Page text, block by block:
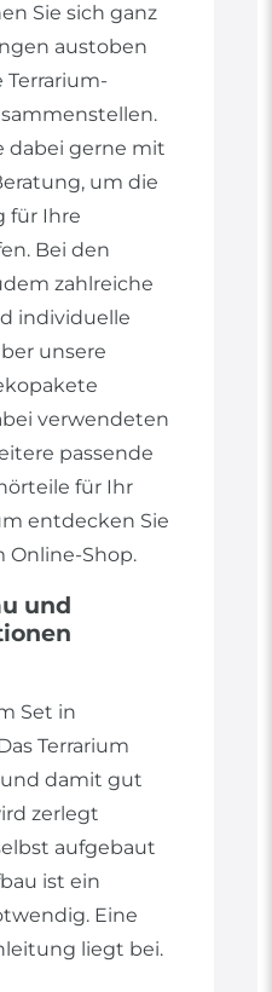
Sie sich ganz
austoben
dabei gerne mit
um die
für Ihre
Bei den
zahlreiche
individuelle
unsere
verwendeten
passende
für Ihr
entdecken Sie
Online-Shop.
und
Set in
Terrarium
damit gut
zerlegt
aufgebaut
ist ein
Eine
liegt bei.